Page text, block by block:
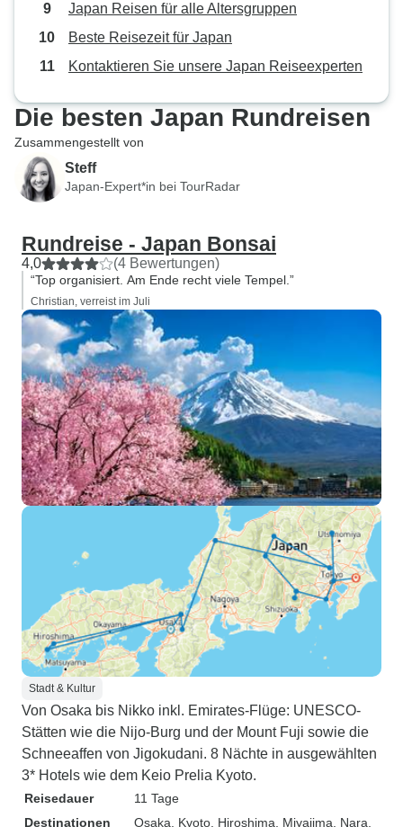
Japan Reisen für alle Altersgruppen
Beste Reisezeit für Japan
Kontaktieren Sie unsere Japan Reiseexperten
Die besten Japan Rundreisen
Zusammengestellt von
Steff
Japan-Expert*in bei TourRadar
Rundreise - Japan Bonsai
4,0 (4 Bewertungen)
“Top organisiert. Am Ende recht viele Tempel.”
Christian, verreist im Juli
Stadt & Kultur
Von Osaka bis Nikko inkl. Emirates-Flüge: UNESCO-
Stätten wie die Nijo-Burg und der Mount Fuji sowie die
Schneeaffen von Jigokudani. 8 Nächte in ausgewählten
3* Hotels wie dem Keio Prelia Kyoto.
Reisedauer
11 Tage
Destinationen
Osaka , Kyoto , Hiroshima , Miyajima , Nara